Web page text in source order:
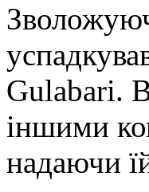
Gulabari.
іншими
надаючи